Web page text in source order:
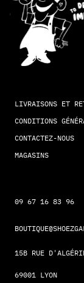
LIVRAISONS ET
CONDITIONS
CONTACTEZ-NOUS
MAGASINS
09 67 16 83 96
15B RUE
69001 LYON